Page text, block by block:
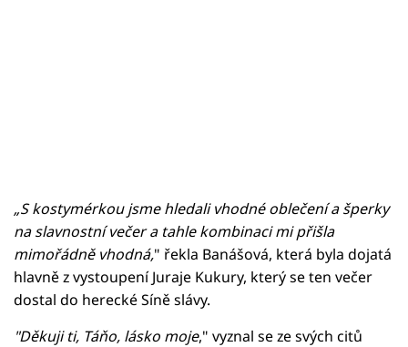
„S kostymérkou jsme hledali vhodné oblečení a šperky
na slavnostní večer a tahle kombinaci mi přišla
mimořádně vhodná," řekla Banášová, která byla dojatá
hlavně z vystoupení Juraje Kukury, který se ten večer
dostal do herecké Síně slávy.
"Děkuji ti, Táňo, lásko moje," vyznal se ze svých citů